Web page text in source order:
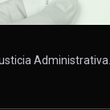
Administrativa…